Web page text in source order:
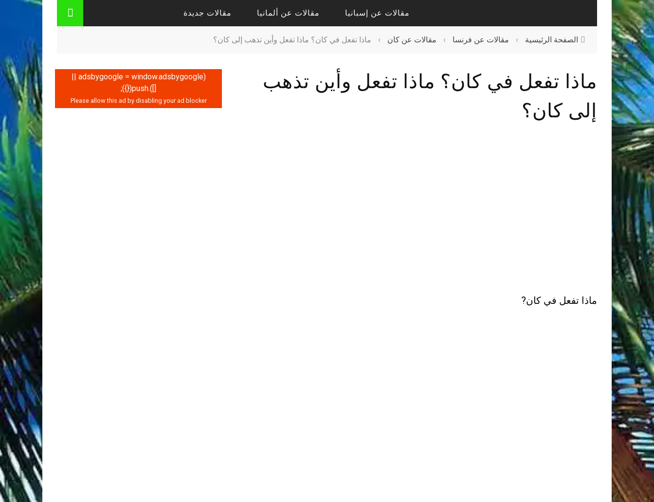
مقالات عن إسبانيا
مقالات حول فالنسيا
مقالات عن ألمانيا
مقالات حول كولونيا
مقالات جديدة
الصفحة الرئيسية › مقالات عن فرنسا › مقالات عن كان › ماذا تفعل في كان؟ ماذا تفعل وأين تذهب إلى كان؟
ماذا تفعل في كان؟ ماذا تفعل وأين تذهب
إلى كان؟
ماذا تفعل في كان?
(adsbygoogle = window.adsbygoogle ||
[]).push({});